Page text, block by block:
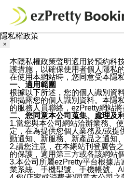
隱私權政策
×
本隱私權政策聲明適用於預約科
護措施，以確保使用者個人隱私的
在使用本網站時，您同意受本隱
一、適用範圍
根據以下所述，您的個人識別資
和揭露您的個人識別資料。本隱
的服務人員聯絡，ezPretty網站
二、您同意本公司蒐集、處理及
1.當您與本公司網站洽辦業務、
定，在為提供您個人業務及/或
動通知、新服務、新產品之通知
2.請您注意，在本網站刊登廣告
的保護，適用第三方或各該網站
3.本公司所屬ezPretty平台根據
業系統、手機型號、手機帳號、